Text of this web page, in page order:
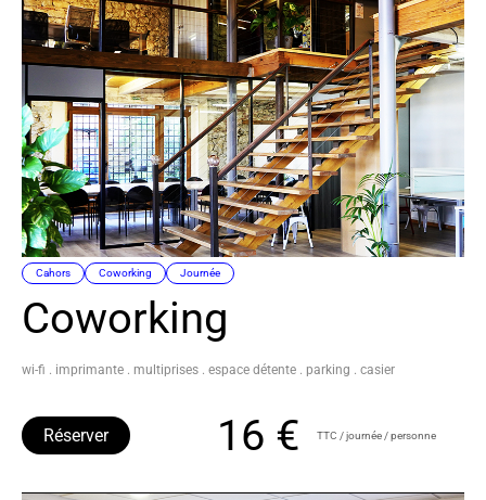
Cahors Coworking Journée
Coworking
wi-fi . imprimante . multiprises . espace détente . parking . casier
16 € TTC / journée / personne
Réserver